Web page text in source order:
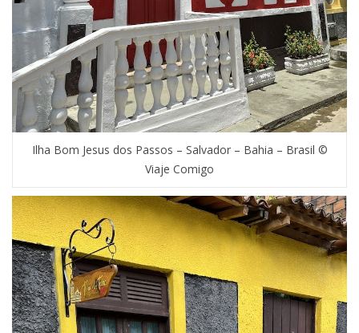
Ilha Bom Jesus dos Passos – Salvador – Bahia – Brasil ©
Viaje Comigo